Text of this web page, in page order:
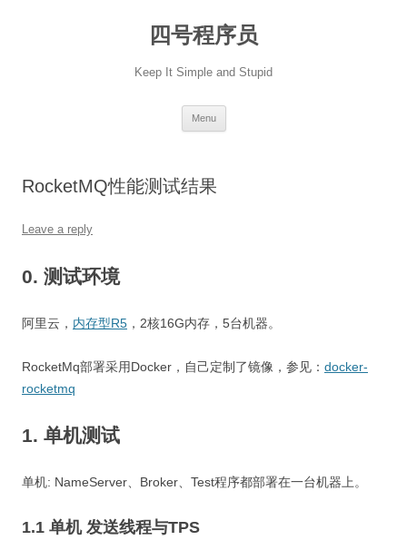
四号程序员
Keep It Simple and Stupid
Menu
RocketMQ性能测试结果
Leave a reply
0. 测试环境
阿里云， 内存型R5 ，2核16G内存，5台机器。
RocketMq部署采用Docker，自己定制了镜像，参见： docker-
rocketmq
1. 单机测试
单机: NameServer、Broker、Test程序都部署在一台机器上。
1.1 单机 发送线程与TPS